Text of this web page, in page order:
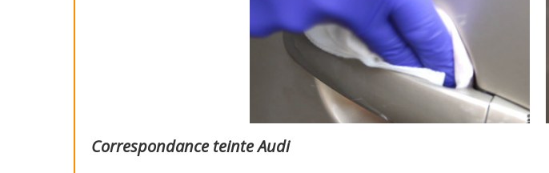
Correspondance teinte Audi